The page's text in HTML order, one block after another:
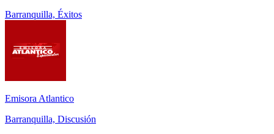
Barranquilla, Éxitos
Emisora Atlantico
Barranquilla, Discusión